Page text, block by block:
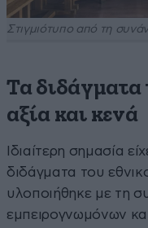
Στιγμιότυπο από τη
Τα διδάγματα
αξία και κενά
Ιδιαίτερη σημασία
διδάγματα του
υλοποιήθηκε με τη
εμπειρογνωμόνων